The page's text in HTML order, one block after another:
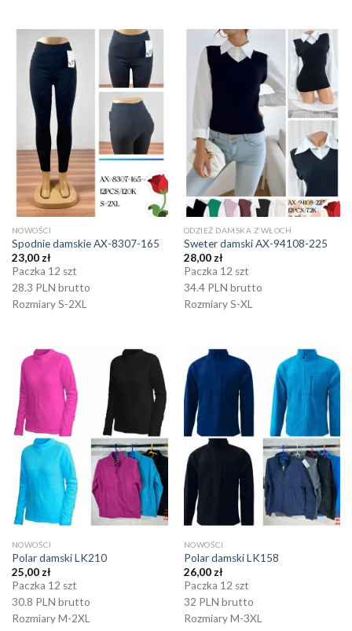
NOWOŚCI
Spodnie damskie AX-8307-165
23,00zł
Paczka 12 szt
28.3 PLN brutto
Rozmiary S-2XL
ODZIEŻ DAMSKA Z WŁOCH
Sweter damski AX-94108-225
28,00zł
Paczka 12 szt
34.4 PLN brutto
Rozmiary S-XL
NOWOŚCI
Polar damski LK210
25,00zł
Paczka 12 szt
30.8 PLN brutto
Rozmiary M-2XL
NOWOŚCI
Polar damski LK158
26,00zł
Paczka 12 szt
32 PLN brutto
Rozmiary M-3XL